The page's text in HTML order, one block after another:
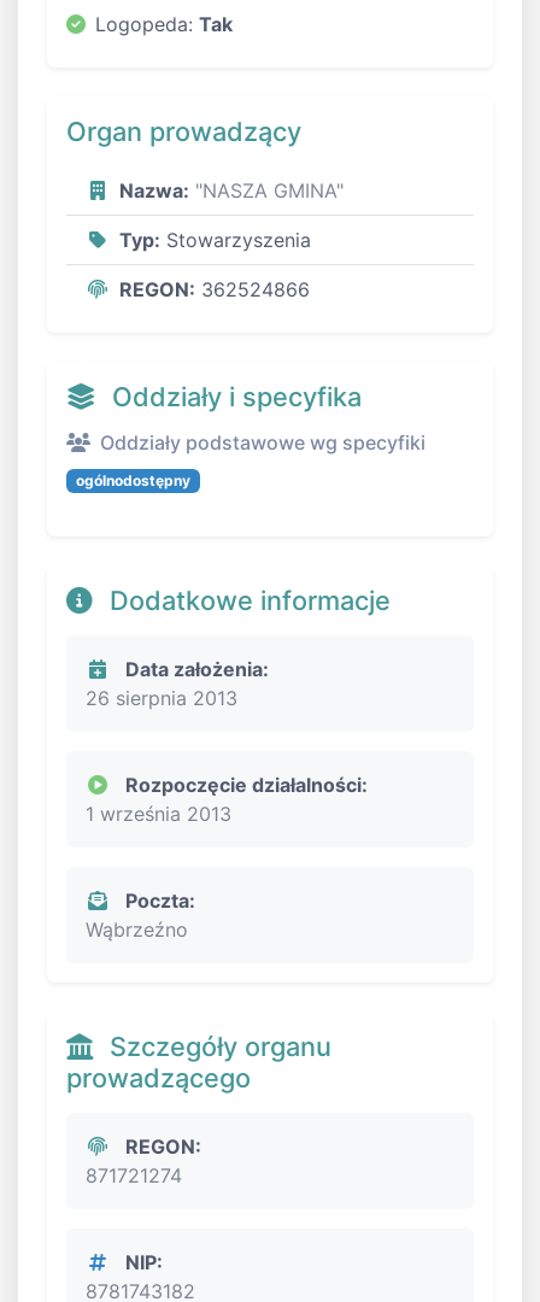
Logopeda: Tak
Organ prowadzący
Nazwa: "NASZA GMINA"
Typ: Stowarzyszenia
REGON: 362524866
Oddziały i specyfika
Oddziały podstawowe wg specyfiki
ogólnodostępny
Dodatkowe informacje
Data założenia:
26 sierpnia 2013
Rozpoczęcie działalności:
1 września 2013
Poczta:
Wąbrzeźno
Szczegóły organu
prowadzącego
REGON:
871721274
NIP:
8781743182